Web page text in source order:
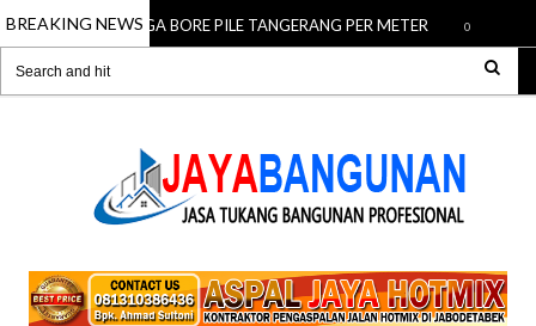
BREAKING NEWS
01 Dec 2025 HARGA BORE PILE TANGERANG PER METER 01 Dec 2025